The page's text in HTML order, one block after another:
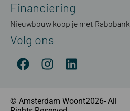
Financiering
Nieuwbouw koop je met Rabobank
Volg ons
© Amsterdam Woont2026- All